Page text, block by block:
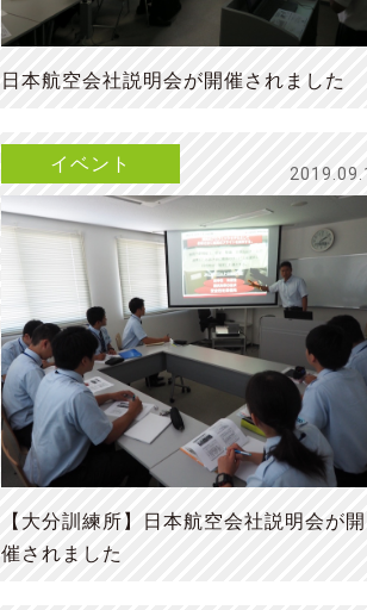
日本航空会社説明会が開催されました
イベント
【大分訓練所】日本航空会社説明会が開
催されました